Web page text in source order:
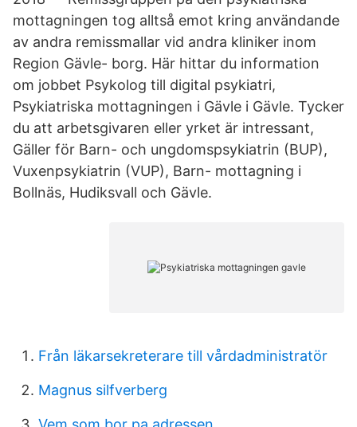
mottagningen tog alltså emot kring användande
av andra remissmallar vid andra kliniker inom
Region Gävle- borg. Här hittar du information
om jobbet Psykolog till digital psykiatri,
Psykiatriska mottagningen i Gävle i Gävle. Tycker
du att arbetsgivaren eller yrket är intressant,
Gäller för Barn- och ungdomspsykiatrin (BUP),
Vuxenpsykiatrin (VUP), Barn- mottagning i
Bollnäs, Hudiksvall och Gävle.
Från läkarsekreterare till vårdadministratör
Magnus silfverberg